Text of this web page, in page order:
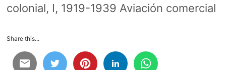
colonial, I, 1919-1939 Aviación comercial
Share this...